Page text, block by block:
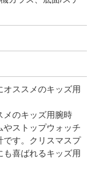
オススメのキッズ用
メのキッズ用腕時
やストップウォッチ
です。クリスマスプ
も喜ばれるキッズ用